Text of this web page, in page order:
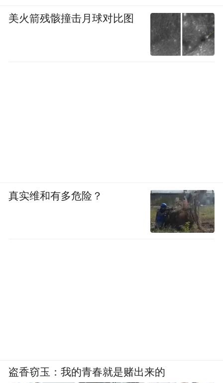
美火箭残骸撞击月球对比图
真实维和有多危险？
盗香窃玉：我的青春就是赌出来的